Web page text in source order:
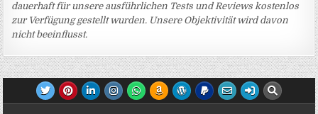
dauerhaft für unsere ausführlichen Tests und Reviews kostenlos
zur Verfügung gestellt wurden. Unsere Objektivität wird davon
nicht beeinflusst.